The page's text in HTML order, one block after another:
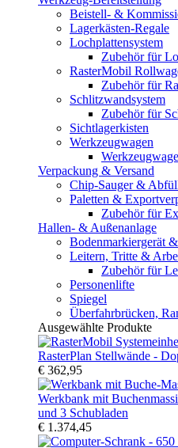
Beistell- &
Lagerkästen-Regale
Lochplattensystem
Zubehör für
RasterMobil
Zubehör für
Schlitzwandsystem
Zubehör für
Sichtlagerkisten
Werkzeugwagen
Verpackung & Versand
Chip-Sauger &
Paletten &
Zubehör für
Hallen- & Außenanlage
Bodenmarkiergerät
Leitern, Tritte &
Zubehör für
Personenlifte
Spiegel
Überfahrbrücken,
Ausgewählte Produkte
RasterPlan Stellwände -
€ 362,95
Werkbank mit
und 3 Schubladen
€ 1.374,45